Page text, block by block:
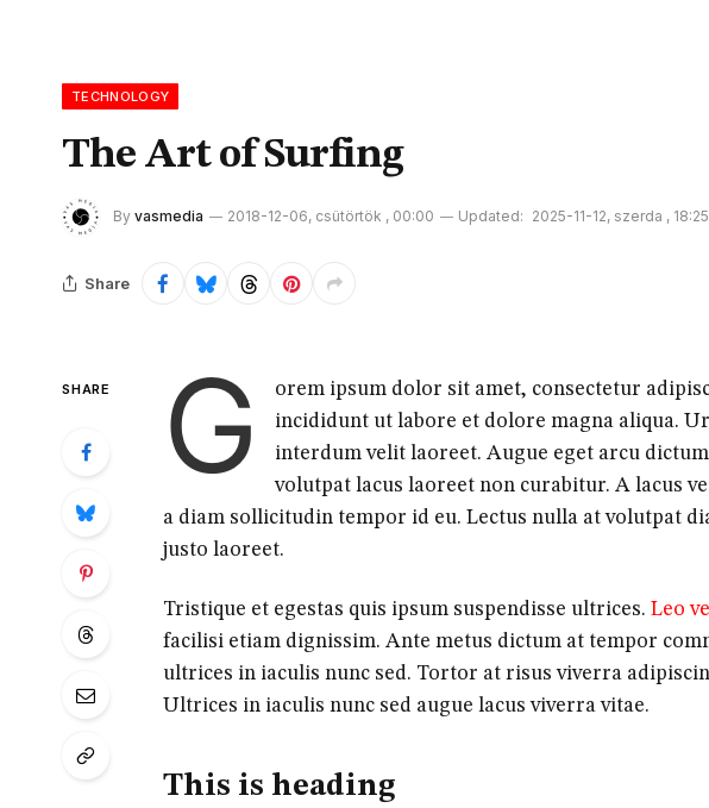
TECHNOLOGY
The Art of Surfing
By vasmedia 2018-12-06, csütörtök , 00:00 Updated: 2025-11-12, szerda , 18:25
Share
SHARE G
orem ipsum dolor sit amet, consectetur
incididunt ut labore et dolore magna aliqua.
interdum velit laoreet. Augue eget arcu
volutpat lacus laoreet non curabitur. A lacus
a diam sollicitudin tempor id eu. Lectus nulla at volutpat
justo laoreet.
Tristique et egestas quis ipsum suspendisse ultrices. Leo
facilisi etiam dignissim. Ante metus dictum at tempor
ultrices in iaculis nunc sed. Tortor at risus viverra
Ultrices in iaculis nunc sed augue lacus viverra vitae.
This is heading